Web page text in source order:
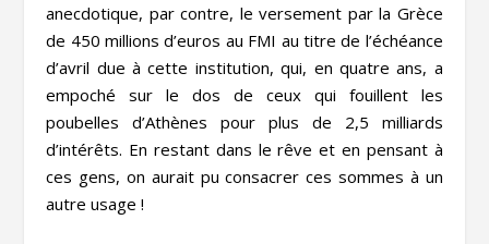
anecdotique, par contre, le versement par la Grèce
de 450 millions d’euros au FMI au titre de l’échéance
d’avril due à cette institution, qui, en quatre ans, a
empoché sur le dos de ceux qui fouillent les
poubelles d’Athènes pour plus de 2,5 milliards
d’intérêts. En restant dans le rêve et en pensant à
ces gens, on aurait pu consacrer ces sommes à un
autre usage !